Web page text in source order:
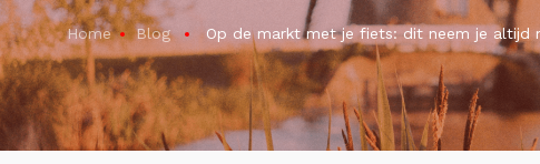
Home Blog Op de markt met je fiets: dit neem je altijd